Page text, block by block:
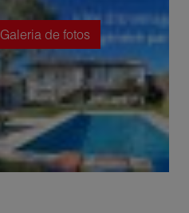
Galeria de fotos